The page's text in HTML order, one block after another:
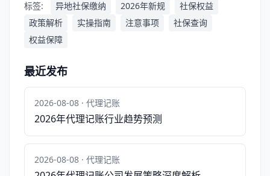
标签: 异地社保缴纳 2026年新规
社保权益
政策解析
实操指南 注意事项
社保查询
权益保障
最近发布
2026-08-08 · 代理记账
2026年代理记账行业趋势预测
2026-08-08 · 代理记账